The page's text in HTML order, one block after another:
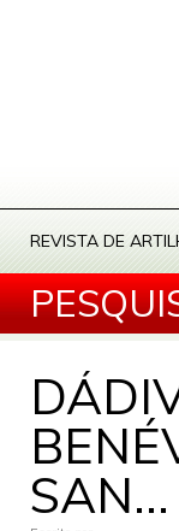
REVISTA DE
SAN...